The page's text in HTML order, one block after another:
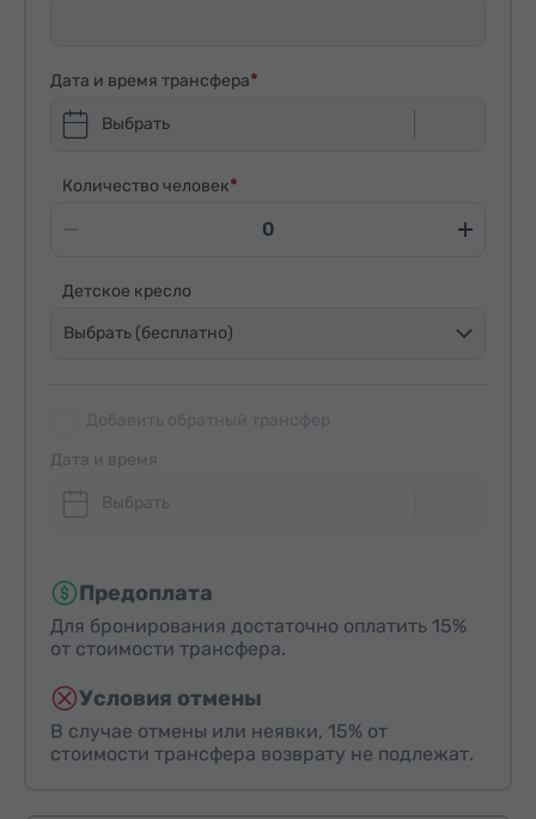
Дата и время трансфера
Выбрать
Количество человек
Детское кресло
Выбрать (бесплатно)
Дата и время
Выбрать
Предоплата
Для бронирования достаточно оплатить 15%
от стоимости трансфера.
Условия отмены
В случае отмены или неявки, 15% от
стоимости трансфера возврату не подлежат.